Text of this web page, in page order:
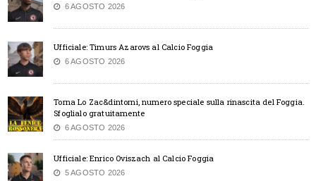
6 AGOSTO 2026
Ufficiale: Timurs Azarovs al Calcio Foggia
6 AGOSTO 2026
Torna Lo Zac&dintorni, numero speciale sulla rinascita del Foggia.
Sfoglialo gratuitamente
6 AGOSTO 2026
Ufficiale: Enrico Oviszach al Calcio Foggia
5 AGOSTO 2026